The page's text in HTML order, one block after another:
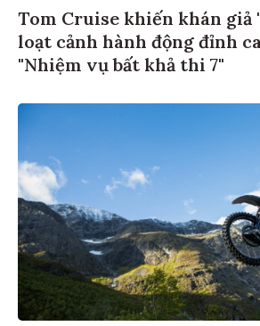
Tom Cruise khiến khán giả
loạt cảnh hành động đỉnh
"Nhiệm vụ bất khả thi 7"